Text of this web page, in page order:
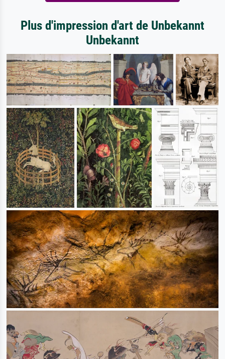
Plus d'impression d'art de Unbekannt
Unbekannt